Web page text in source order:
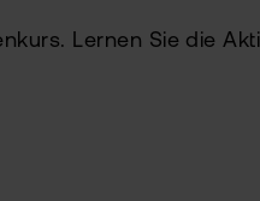
Lernen Sie die